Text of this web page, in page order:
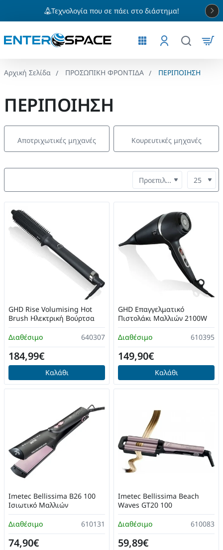
Τεχνολογία που σε πάει στο διάστημα!
ΠΡΟΣΩΠΙΚΗ ΦΡΟΝΤΙΔΑ ΠΕΡΙΠΟΙΗΣΗ
ΠΕΡΙΠΟΙΗΣΗ
Αποτριχωτικές μηχανές Κουρευτικές μηχανές
Διαθέσιμο 640307
GHD Rise Volumising Hot
Brush Ηλεκτρική Βούρτσα
184,99€
Καλάθι
Διαθέσιμο 610395
GHD Επαγγελματικό
Πιστολάκι Μαλλιών 2100W
149,90€
Καλάθι
Διαθέσιμο 610131
Imetec Bellissima B26 100
Ισιωτικό Μαλλιών
74,90€
Διαθέσιμο 610083
Imetec Bellissima Beach
Waves GT20 100
59,89€